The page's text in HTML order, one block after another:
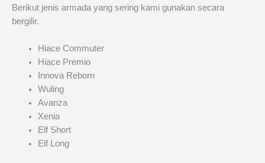
Berikut jenis armada yang sering kami gunakan secara
bergilir.
Hiace Commuter
Hiace Premio
Innova Reborn
Wuling
Avanza
Xenia
Elf Short
Elf Long